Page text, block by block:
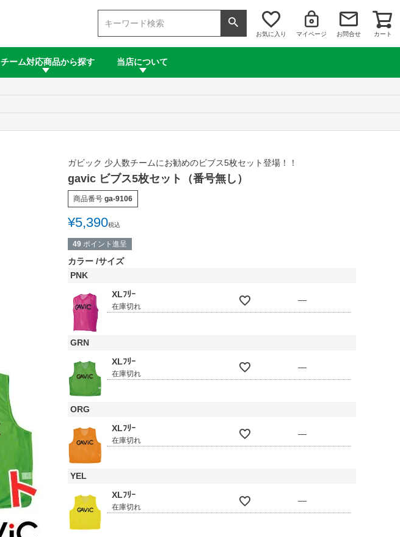
お気に入り マイページ お問合せ カート
チーム対応商品から探す 当店について
ガビック 少人数チームにお勧めのビブス5枚セット登場！！
gavic ビブス5枚セット（番号無し）
商品番号 ga-9106
¥5,390税込
49 ポイント進呈
カラー サイズ
PNK
XLﾌﾘｰ
在庫切れ
—
GRN
XLﾌﾘｰ
在庫切れ
—
ORG
XLﾌﾘｰ
在庫切れ
—
YEL
XLﾌﾘｰ
在庫切れ
—